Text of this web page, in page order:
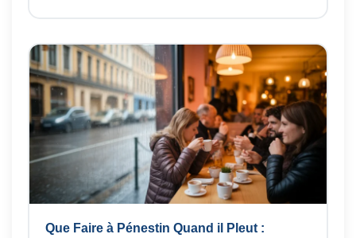
Que Faire à Pénestin Quand il Pleut :